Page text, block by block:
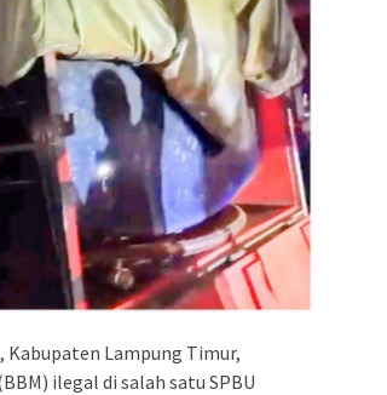
Kabupaten Lampung Timur,
ilegal di salah satu SPBU